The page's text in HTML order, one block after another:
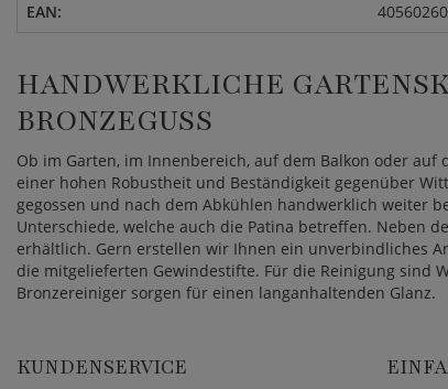
EAN:
HANDWERKLICHE
BRONZEGUSS
Ob im Garten, im Innenbereich, auf dem Balkon oder
einer hohen Robustheit und Beständigkeit gegenüber
gegossen und nach dem Abkühlen handwerklich weiter
Unterschiede, welche auch die Patina betreffen. Neben
erhältlich. Gern erstellen wir Ihnen ein unverbindliches
die mitgelieferten Gewindestifte. Für die Reinigung sind
Bronzereiniger sorgen für einen langanhaltenden Glanz.
KUNDENSERVICE